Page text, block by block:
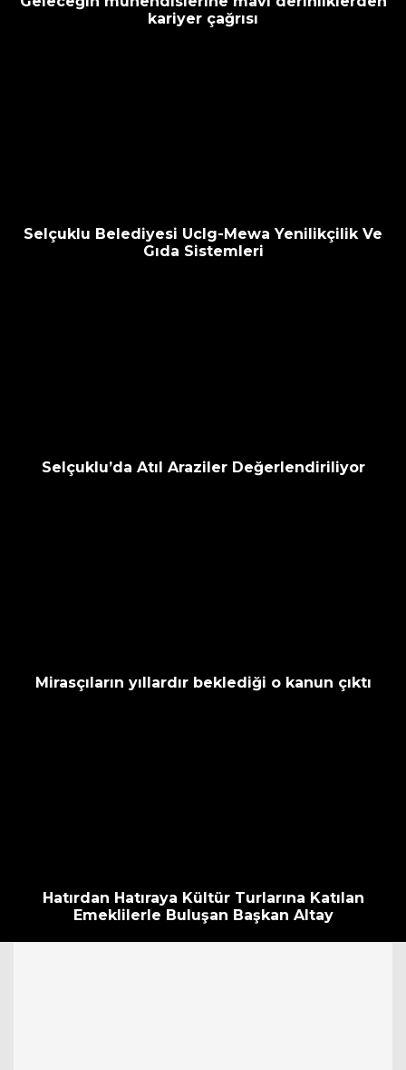
kariyer çağrısı
Selçuklu Belediyesi Uclg-Mewa Yenilikçilik Ve
Gıda Sistemleri
Selçuklu’da Atıl Araziler Değerlendiriliyor
Mirasçıların yıllardır beklediği o kanun çıktı
Hatırdan Hatıraya Kültür Turlarına Katılan
Emeklilerle Buluşan Başkan Altay